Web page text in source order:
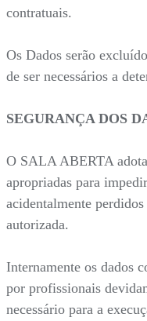
contratuais.
Os Dados serão
de ser necessários a
SEGURANÇA DOS
O SALA ABERTA
apropriadas para
acidentalmente
autorizada.
Internamente os dados
por profissionais
necessário para a